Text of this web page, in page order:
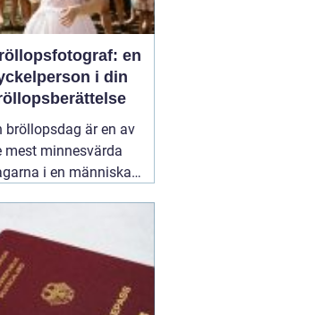
en
i din
bröllopsdag är en av
mest minnesvärda
i en människas
stunder
man vill för evigt
i minnet.
2025